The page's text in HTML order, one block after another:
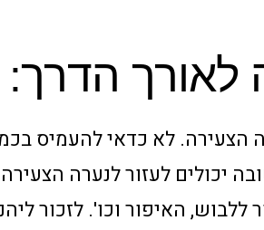
לאורך הדרך:
הצעירה. לא כדאי להעמיס
יכולים לעזור לנערה הצעירה
ללבוש, האיפור וכו'. לזכור